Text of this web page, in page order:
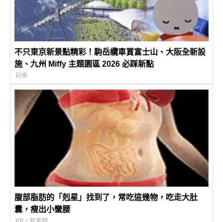
不只東京新景點精彩！駒岳纜車賞富士山、大阪全新設
施、九州 Miffy 主題園區 2026 必踩新點
玩樂
腹部脂肪的「剋星」找到了，常吃這幾物，吃走大肚
囊，瘦出小蠻腰